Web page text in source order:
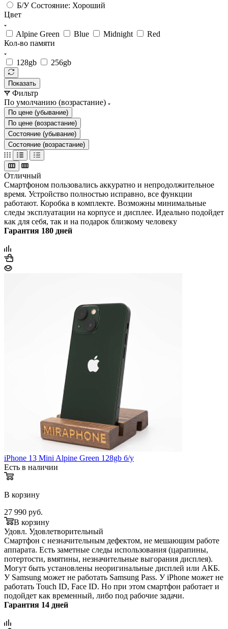
Б/У Состояние: Хороший
Цвет
Alpine Green Blue Midnight
Red
Кол-во памяти
128gb 256gb
Показать
Фильтр
По умолчанию (возрастание)
По цене (убывание)
По цене (возрастание)
Состояние (убывание)
Состояние (возрастание)
Отличный
Смартфоном пользовались аккуратно и непродолжительное
время. Устройство полностью исправно, все функции
работают. Коробка в комплекте. Возможны минимальные
следы эксплуатации на корпусе и дисплее. Идеально подойдет
как для себя, так и на подарок близкому человеку
Гарантия 180 дней
iPhone 13 Mini Alpine Green 128gb б/у
Есть в наличии
В корзину
27 990 руб.
В корзину
Удовл. Удовлетворительный
Смартфон с незначительным дефектом, не мешающим работе
аппарата. Есть заметные следы использования (царапины,
потертости, вмятины, незначительные выгорания дисплея).
Могут быть установлены неоригинальные дисплей или АКБ.
У Samsung может не работать Samsung Pass. У iPhone может не
работать Touch ID, Face ID. Но при этом смартфон работает и
подойдет как временный, либо под рабочие задачи.
Гарантия 14 дней